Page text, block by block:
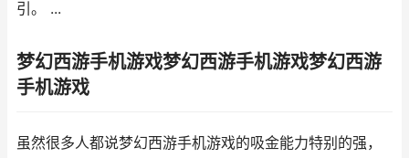
引。 ...
梦幻西游手机游戏梦幻西游手机游戏梦幻西游
手机游戏
虽然很多人都说梦幻西游手机游戏的吸金能力特别的强，